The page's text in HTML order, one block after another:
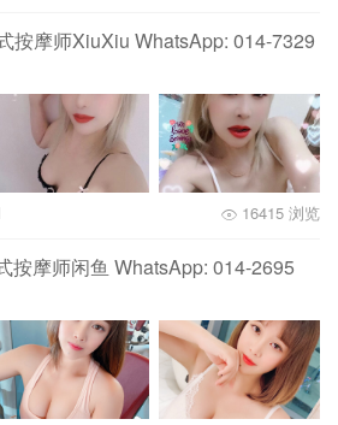
按摩师XiuXiu WhatsApp: 014-7329
16415 浏览
按摩师闲鱼 WhatsApp: 014-2695